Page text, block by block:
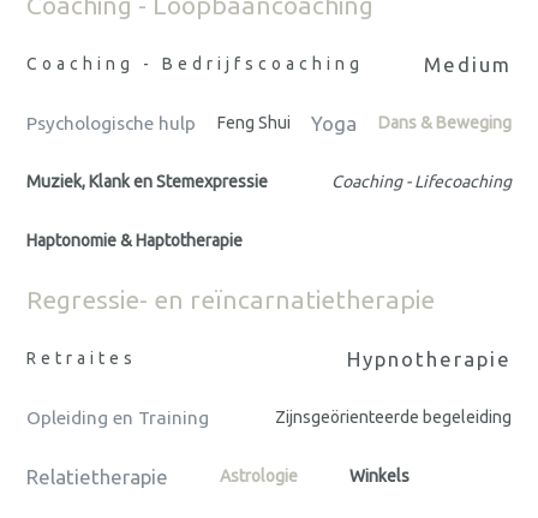
Coaching - Bedrijfscoaching Medium
Psychologische hulp Feng Shui Yoga Dans & Beweging
Muziek, Klank en Stemexpressie Coaching - Lifecoaching
Haptonomie & Haptotherapie
Regressie- en reïncarnatietherapie
Retraites Hypnotherapie
Opleiding en Training Zijnsgeörienteerde begeleiding
Relatietherapie Astrologie Winkels